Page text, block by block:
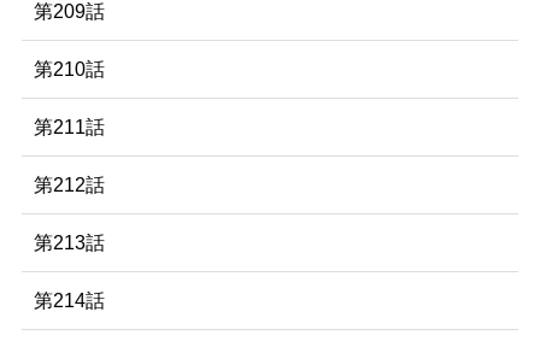
第209話
第210話
第211話
第212話
第213話
第214話